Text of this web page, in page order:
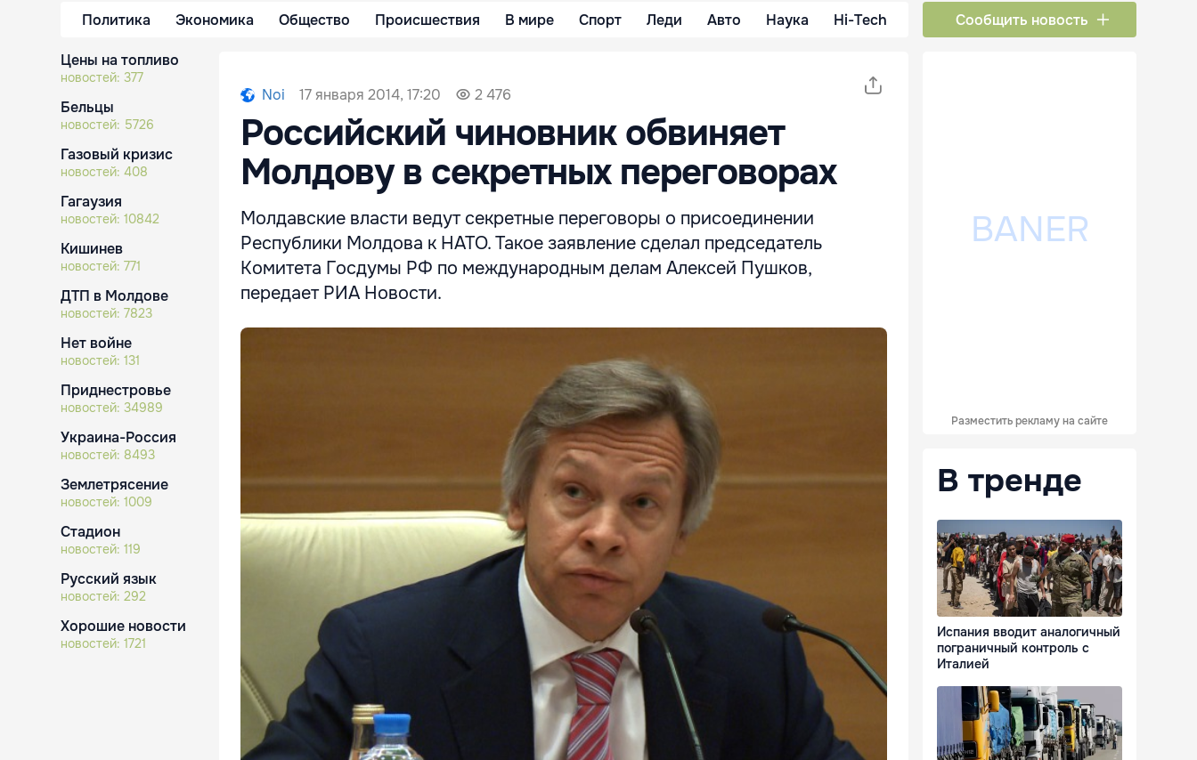
Политика Экономика Общество Происшествия В мире Спорт Леди Авто Наука Hi-Tech Сообщить новость
Цены на топливо
новостей: 377
Бельцы
новостей: 5726
Газовый кризис
новостей: 408
Гагаузия
новостей: 10842
Кишинев
новостей: 771
ДТП в Молдове
новостей: 7823
Нет войне
новостей: 131
Приднестровье
новостей: 34989
Украина-Россия
новостей: 8493
Землетрясение
новостей: 1009
Стадион
новостей: 119
Русский язык
новостей: 292
Хорошие новости
новостей: 1721
Noi 17 января 2014, 17:20 2 476
Российский чиновник обвиняет
Молдову в секретных переговорах
Молдавские власти ведут секретные переговоры о присоединении
Республики Молдова к НАТО. Такое заявление сделал председатель
Комитета Госдумы РФ по международным делам Алексей Пушков,
передает РИА Новости.
Разместить рекламу на сайте
В тренде
Испания вводит аналогичный
пограничный контроль с
Италией